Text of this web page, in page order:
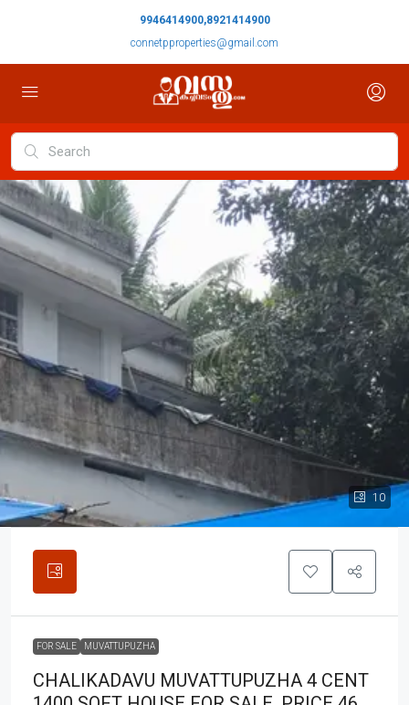
9946414900,8921414900
connetpproperties@gmail.com
10
FOR SALE MUVATTUPUZHA
CHALIKADAVU MUVATTUPUZHA 4 CENT